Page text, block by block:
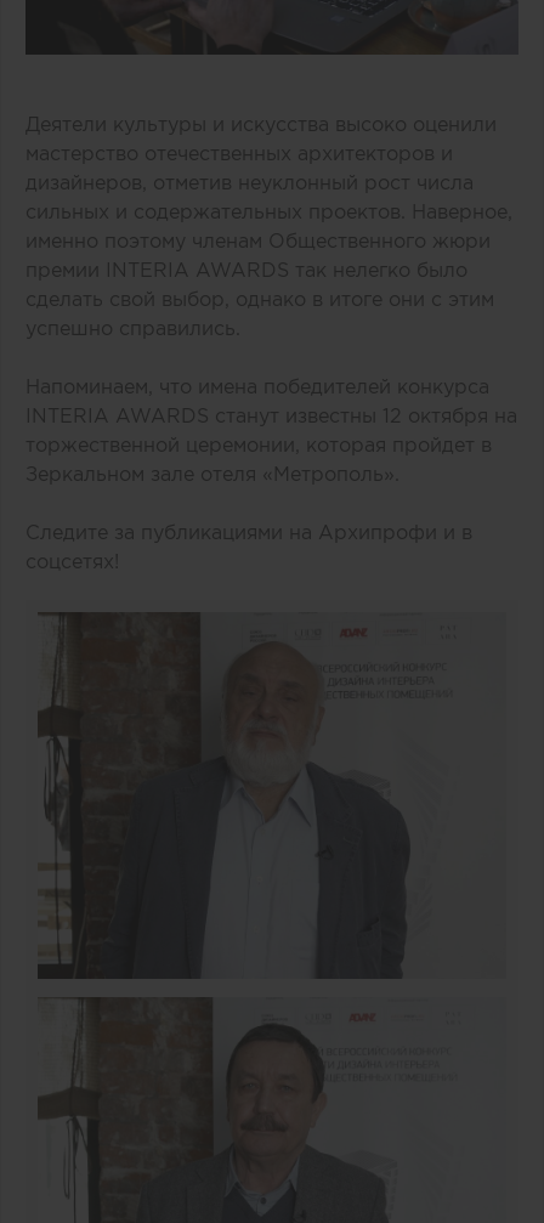
Деятели культуры и искусства высоко оценили
мастерство отечественных архитекторов и
дизайнеров, отметив неуклонный рост числа
сильных и содержательных проектов. Наверное,
именно поэтому членам Общественного жюри
премии INTERIA AWARDS так нелегко было
сделать свой выбор, однако в итоге они с этим
успешно справились.
Напоминаем, что имена победителей конкурса
INTERIA AWARDS станут известны 12 октября на
торжественной церемонии, которая пройдет в
Зеркальном зале отеля «Метрополь».
Следите за публикациями на Архипрофи и в
соцсетях!